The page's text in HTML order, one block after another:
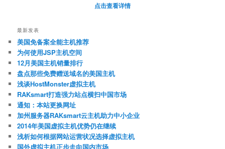
点击查看详情
最新发表
美国免备案全能主机推荐
为何使用JSP主机空间
12月美国主机销量排行
盘点那些免费赠送域名的美国主机
浅谈HostMonster虚拟主机
RAKsmart打造强力站点横扫中国市场
通知：本站更换网址
加州服务器RAKsmart云主机助力中小企业
2014年美国虚拟主机优势仍在继续
浅析如何根据网站运营状况选择虚拟主机
国外虚拟主机正步走向国内市场